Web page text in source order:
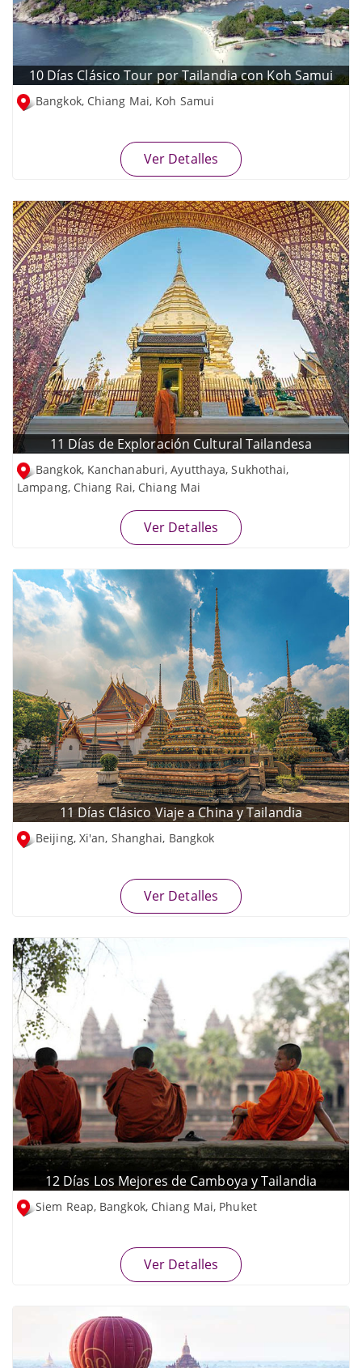
10 Días Clásico Tour por Tailandia con Koh Samui
Bangkok, Chiang Mai, Koh Samui
Ver Detalles
11 Días de Exploración Cultural Tailandesa
Bangkok, Kanchanaburi, Ayutthaya, Sukhothai,
Lampang, Chiang Rai, Chiang Mai
Ver Detalles
11 Días Clásico Viaje a China y Tailandia
Beijing, Xi'an, Shanghai, Bangkok
Ver Detalles
12 Días Los Mejores de Camboya y Tailandia
Siem Reap, Bangkok, Chiang Mai, Phuket
Ver Detalles